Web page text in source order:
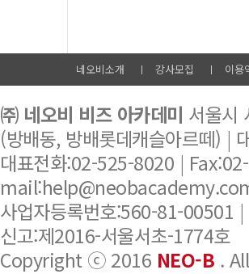
네오비소개 강사모집 이용
㈜ 네오비 비즈 아카데미 서울시
(방배동, 방배롯데캐슬아르떼) |
대표전화:02-525-8020 |
사업자등록번호:560-81-00501
신고:제2016-서울서초-1774호
Copyright ⓒ 2016 NEO-B .